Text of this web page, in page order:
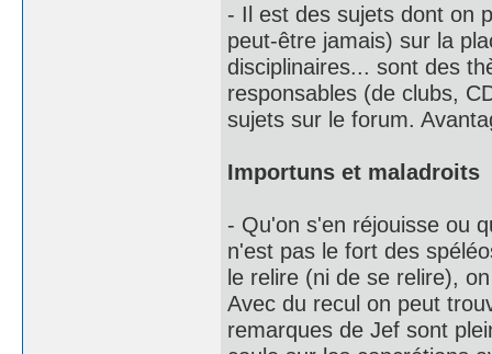
- Il est des sujets dont on
peut-être jamais) sur la
disciplinaires... sont des
responsables (de clubs,
sujets sur le forum.
Importuns et maladroits
- Qu'on s'en réjouisse ou
n'est pas le fort des
le relire (ni de se relire),
Avec du recul on peut
remarques de Jef sont